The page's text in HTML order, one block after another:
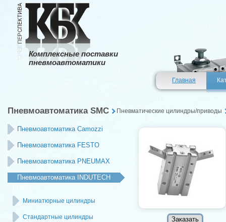
Комплексные поставки
пневмоавтоматики
Главная
Пневмоавтоматика SMC Пневматические цилиндры/приводы
Пневмоавтоматика Camozzi
Пневмоавтоматика FESTO
Пневмоавтоматика PNEUMAX
Пневмоавтоматика INDUTECH
Миниатюрные цилиндры
Стандартные цилиндры